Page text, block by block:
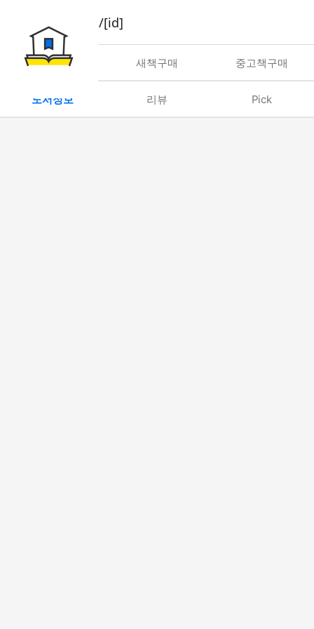
book/rent/[id]
대여 새책구매 중고책구매
도서정보 리뷰 Pick